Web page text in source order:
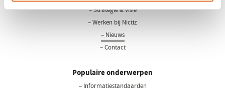
– Strategie & visie
– Werken bij Nictiz
– Nieuws
– Contact
Populaire onderwerpen
– Informatiestandaarden